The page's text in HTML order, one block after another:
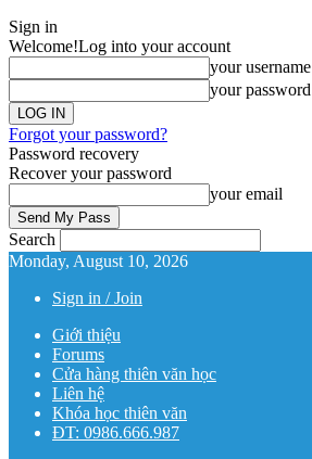
Sign in
Welcome!Log into your account
your username
your password
Forgot your password?
Password recovery
Recover your password
your email
Search
Monday, August 10, 2026
Sign in / Join
Giới thiệu
Forums
Cửa hàng thiên văn học
Liên hệ
Khóa học thiên văn
ĐT: 0986.666.987